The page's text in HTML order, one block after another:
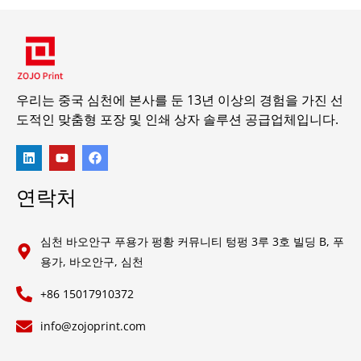
우리는 중국 심천에 본사를 둔 13년 이상의 경험을 가진 선
도적인 맞춤형 포장 및 인쇄 상자 솔루션 공급업체입니다.
연락처
심천 바오안구 푸용가 펑황 커뮤니티 텅펑 3루 3호 빌딩 B, 푸
용가, 바오안구, 심천
+86 15017910372
info@zojoprint.com